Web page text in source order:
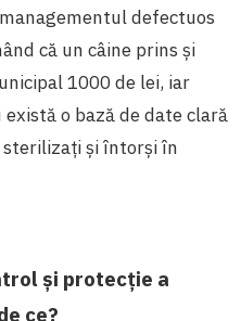
managementul defectuos
că un câine prins și
1000 de lei, iar
o bază de date clară
și întorși în
și protecție a
ce?